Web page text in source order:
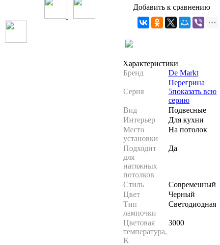
Добавить к сравнению
Характеристики
Бренд
De Markt
Серия
Перегрина
5показать всю
серию
Вид
Подвесные
Интерьер
Для кухни
Место
установки
На потолок
Подходит
для
натяжных
потолков
Да
Стиль
Современный
Цвет
Черный
Тип
лампочки
Светодиодная
Цветовая
температура,
K
3000